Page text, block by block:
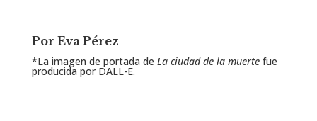
Por Eva Pérez
*La imagen de portada de La ciudad de la muertefue
producida por DALL-E.